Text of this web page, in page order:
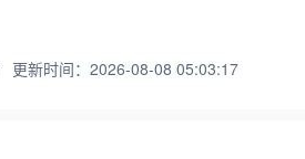
更新时间：2026-08-08 05:03:17